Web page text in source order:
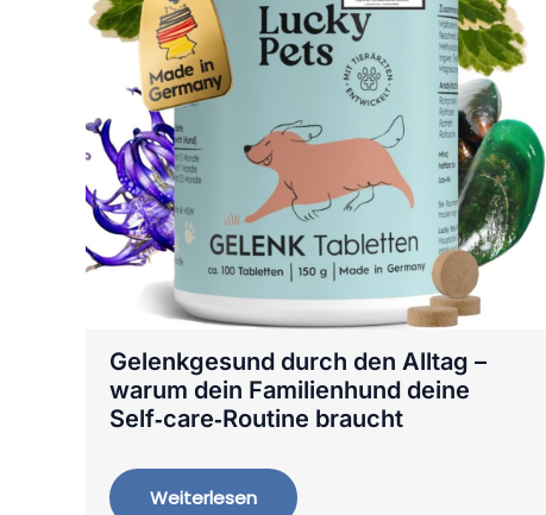
Gelenkgesund durch den Alltag –
warum dein Familienhund deine
Self‑care‑Routine braucht
Weiterlesen